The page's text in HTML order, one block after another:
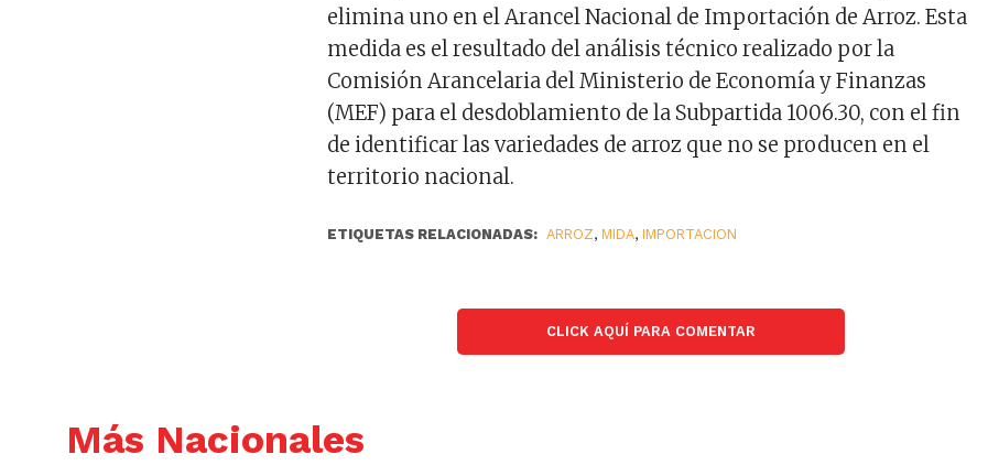
elimina uno en el Arancel Nacional de Importación de Arroz. Esta
medida es el resultado del análisis técnico realizado por la
Comisión Arancelaria del Ministerio de Economía y Finanzas
(MEF) para el desdoblamiento de la Subpartida 1006.30, con el fin
de identificar las variedades de arroz que no se producen en el
territorio nacional.
ETIQUETAS RELACIONADAS: ARROZ,MIDA,IMPORTACION
CLICK AQUÍ PARA COMENTAR
Más Nacionales